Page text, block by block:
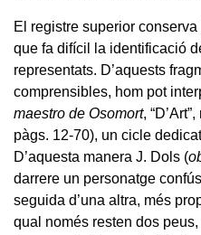
El registre superior
que fa difícil la identificació
representats. D’aquests
comprensibles, hom pot
maestro de Osomort,
pàgs. 12-70), un cicle
D’aquesta manera J. Dols (
darrere un personatge
seguida d’una altra, més
qual només resten dos